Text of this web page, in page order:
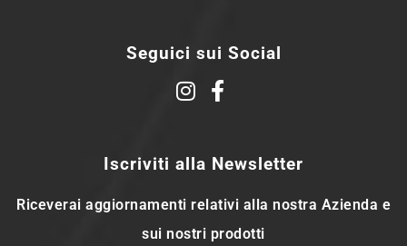
Seguici sui Social
Iscriviti alla Newsletter
Riceverai aggiornamenti relativi alla nostra Azienda e
sui nostri prodotti